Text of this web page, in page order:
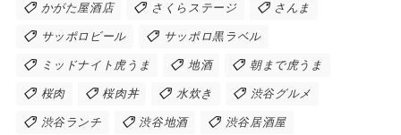
かがた屋酒店 さくらステージ さんま
サッポロビール サッポロ黒ラベル
ミッドナイト虎うま 地酒 朝まで虎うま
桜肉 桜肉丼 水炊き 渋谷グルメ
渋谷ランチ 渋谷地酒 渋谷居酒屋